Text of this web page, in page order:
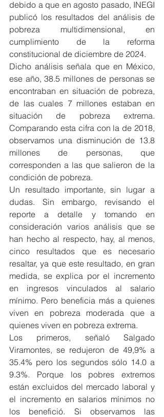
debido a que en agosto pasado, INEGI
publicó los resultados del análisis de
pobreza multidimensional, en
cumplimiento de la reforma
constitucional de diciembre de 2024.
Dicho análisis señala que en México,
ese año, 38.5 millones de personas se
encontraban en situación de pobreza,
de las cuales 7 millones estaban en
situación de pobreza extrema.
Comparando esta cifra con la de 2018,
observamos una disminución de 13.8
millones de personas, que
corresponden a las que salieron de la
condición de pobreza.
Un resultado importante, sin lugar a
dudas. Sin embargo, revisando el
reporte a detalle y tomando en
consideración varios análisis que se
han hecho al respecto, hay, al menos,
cinco resultados que es necesario
resaltar, ya que este resultado, en gran
medida, se explica por el incremento
en ingresos vinculados al salario
mínimo. Pero beneficia más a quienes
viven en pobreza moderada que a
quienes viven en pobreza extrema.
Los primeros, señaló Salgado
Viramontes, se redujeron de 49,9% a
35.4% pero los segundos sólo 14.0 a
9.3%. Porque los pobres extremos
están excluidos del mercado laboral y
el incremento en salarios mínimos no
los benefició. Si observamos las